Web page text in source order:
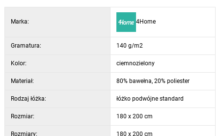
Marka: 4Home
Gramatura: 140 g/m2
Kolor: ciemnozielony
Materiał: 80% bawełna, 20% poliester
Rodzaj łóżka: łóżko podwójne standard
Rozmiar: 180 x 200 cm
Rozmiary: 180 x 200 cm